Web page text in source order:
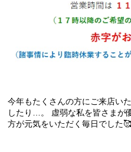
今年もたくさんの方にご来店い
したり…。 虚弱な私を皆さまが
方が元気をいただく毎日でした